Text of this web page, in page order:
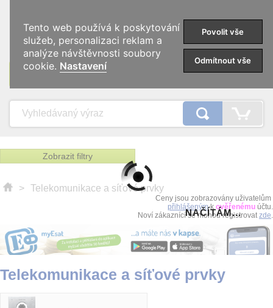
KATEGORIE
Zobrazit filtry
> Telekomunikace a síťové prvky
Ceny jsou zobrazovány uživatelům
přihlášenýmk ověřenému účtu.
Noví zákaznící se mohou registrovatzde.
Telekomunikace a síťové prvky
NAČÍTÁM...
Tento web používá k poskytování
služeb, personalizaci reklam a
analýze návštěvnosti soubory
cookie. Nastavení
Povolit vše
Odmítnout vše